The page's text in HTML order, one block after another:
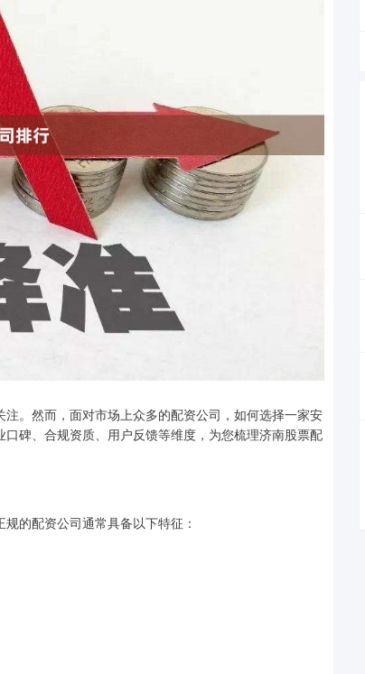
。然而，面对市场上众多的配资公司，如何选择一家安
碑、合规资质、用户反馈等维度，为您梳理济南股票配
的配资公司通常具备以下特征：